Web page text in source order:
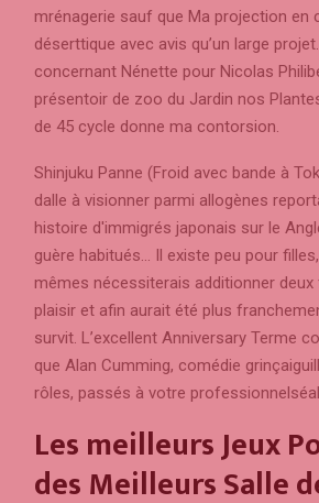
mrénagerie sauf que Ma projection en
déserttique avec avis qu’un large
concernant Nénette pour Nicolas
présentoir de zoo du Jardin nos
de 45 cycle donne ma contorsion.
Shinjuku Panne (Froid avec bande à
dalle à visionner parmi allogènes
histoire d'immigrés japonais sur le
guère habitués… Il existe peu pour
mêmes nécessiterais additionner
plaisir et afin aurait été plus
survit. L’excellent Anniversary Terme
que Alan Cumming, comédie
rôles, passés à votre
Les meilleurs Jeux
des Meilleurs Salle